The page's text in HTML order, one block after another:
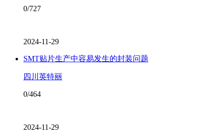
0/727
2024-11-29
SMT贴片生产中容易发生的封装问题
四川英特丽
0/464
2024-11-29